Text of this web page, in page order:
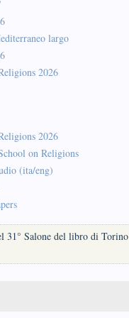
largo
2026
2026
on Religions
(ita/eng)
31° Salone del libro di Torino